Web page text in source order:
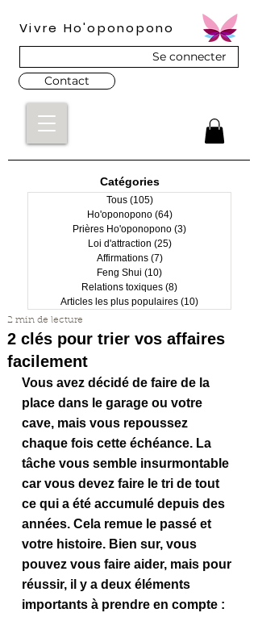
Vivre Ho'oponopono
Se connecter
Contact
Catégories
Tous (105)105 posts
Ho'oponopono (64)64 posts
Prières Ho'oponopono (3)
Loi d'attraction (25)25 posts
Affirmations (7)7 posts
Feng Shui (10)
Relations toxiques (8)
Articles les plus populaires (10)
2 clés pour trier vos affaires
facilement
2 min de lecture
Vous avez décidé de faire de la
place dans le garage ou votre
cave, mais vous repoussez
chaque fois cette échéance. La
tâche vous semble insurmontable
car vous devez faire le tri de tout
ce qui a été accumulé depuis des
années. Cela remue le passé et
votre histoire. Bien sur, vous
pouvez vous faire aider, mais pour
réussir, il y a deux éléments
importants à prendre en compte :